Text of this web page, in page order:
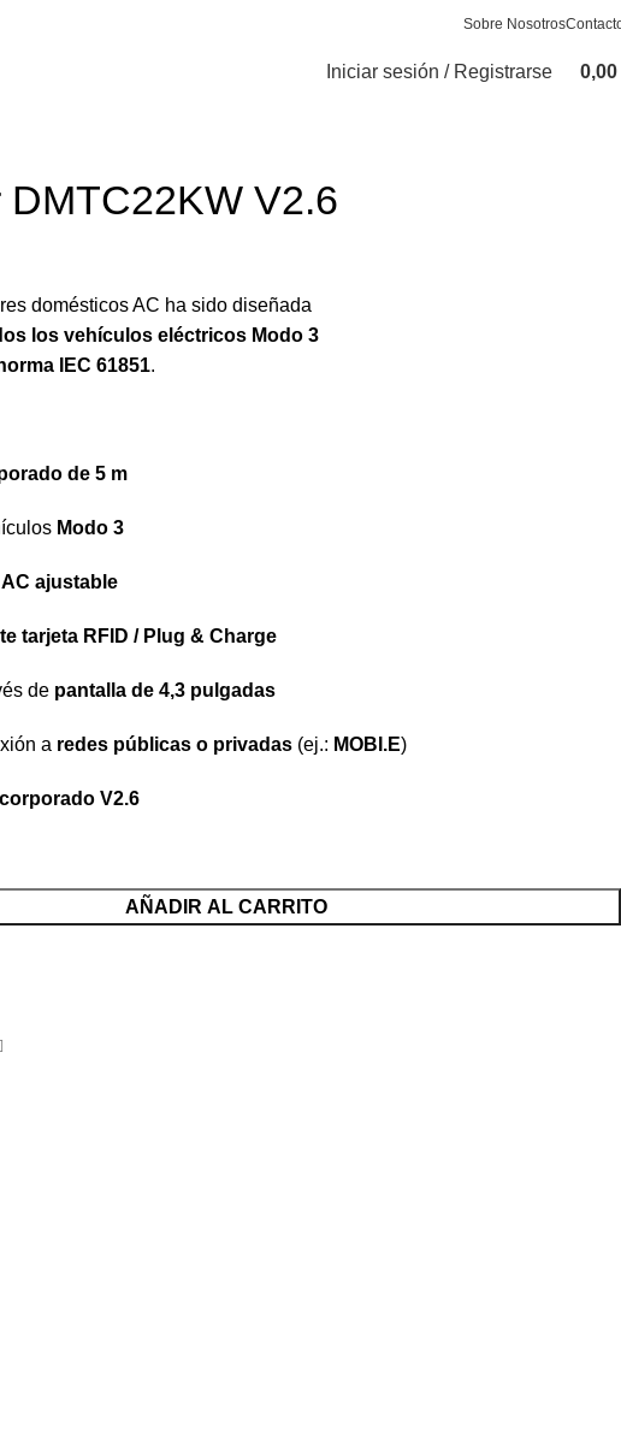
Sobre Nosotros
Iniciar sesión / Registrarse
0,00
DMTC22KW V2.6
domésticos AC ha sido diseñada
los vehículos eléctricos Modo 3
IEC 61851.
de 5 m
Modo 3
ajustable
tarjeta RFID / Plug & Charge
de pantalla de 4,3 pulgadas
a redes públicas o privadas (ej.: MOBI.E)
V2.6
AÑADIR AL CARRITO